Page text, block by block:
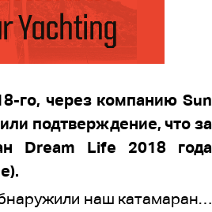
го, через компанию Sun
подтверждение, что за
Dream Life 2018 года
наш катамаран…